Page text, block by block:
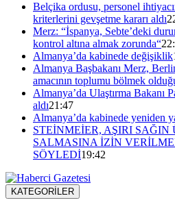
Belçika ordusu, personel
kriterlerini gevşetme kararı aldı
Merz: “İspanya, Sebte’deki
kontrol altına almak zorunda“
Almanya’da kabinede değişiklik
Almanya Başbakanı Merz,
amacının toplumu bölmek
Almanya’da Ulaştırma Bakanı
aldı21:47
Almanya’da kabinede yeniden
STEİNMEİER, AŞIRI
SALMASINA İZİN
SÖYLEDİ19:42
KATEGORİLER